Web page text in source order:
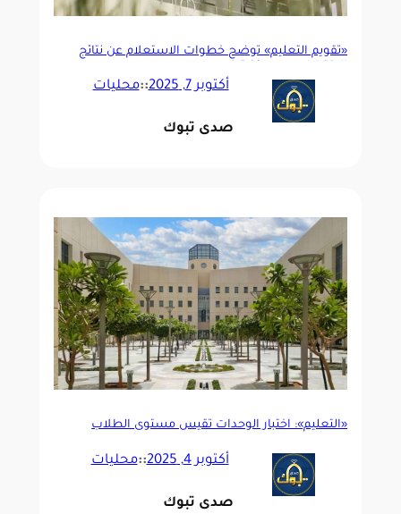
«تقويم التعليم» توضح خطوات الاستعلام عن نتائج
أكتوبر 7, 2025 ::محليات
صدى تبوك
«التعليم»: اختبار الوحدات تقيس مستوى الطلاب
أكتوبر 4, 2025 ::محليات
صدى تبوك